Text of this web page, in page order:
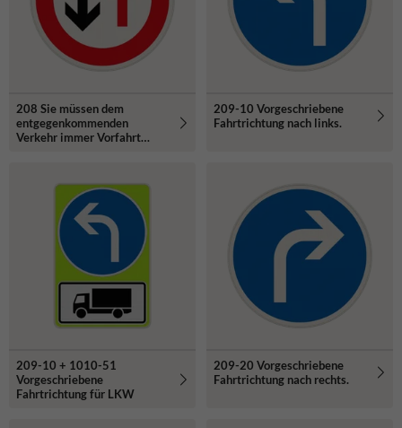
208 Sie müssen dem
entgegenkommenden
Verkehr immer Vorfahrt
209-10 Vorgeschriebene
Fahrtrichtung nach links.
209-10 + 1010-51
Vorgeschriebene
Fahrtrichtung für LKW
209-20 Vorgeschriebene
Fahrtrichtung nach rechts.